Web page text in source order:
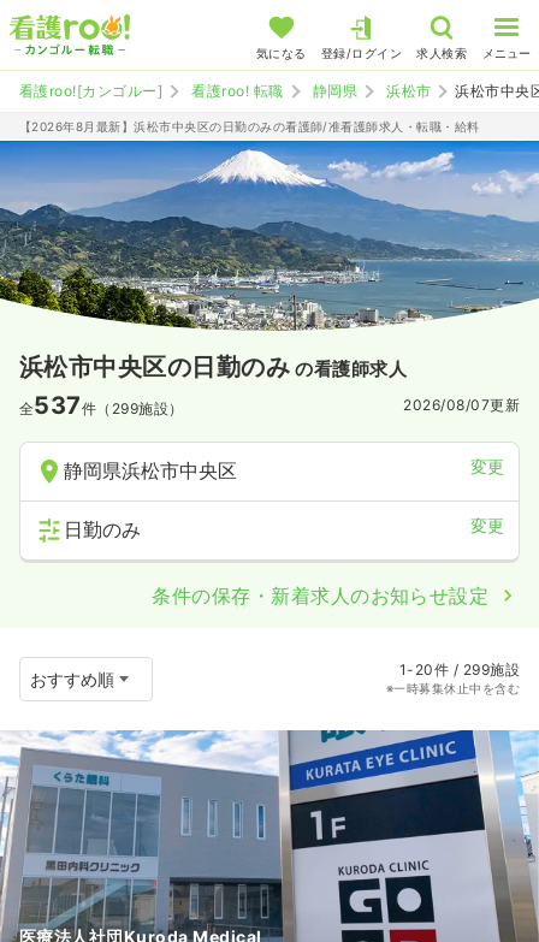
気になる 登録/ログイン 求人検索 メニュー
看護roo![カンゴルー] 看護roo! 転職 静岡県 浜松市 浜松市中央
【2026年8月最新】浜松市中央区の日勤のみの看護師/准看護師求人・転職・給料
浜松市中央区の日勤のみ の看護師求人
全537件（299施設） 2026/08/07更新
静岡県浜松市中央区 変更
日勤のみ 変更
条件の保存・新着求人のお知らせ設定
1-20件 / 299施設
※一時募集休止中を含む
医療法人社団Kuroda Medical